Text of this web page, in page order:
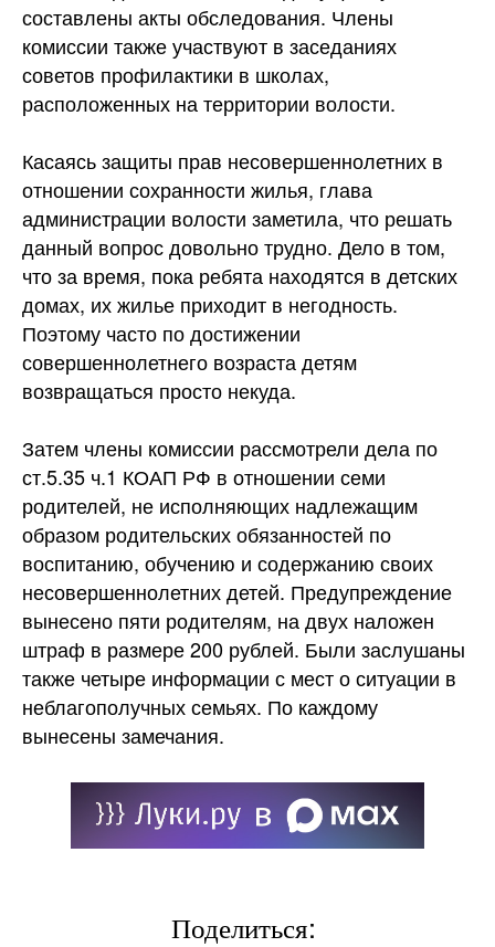
составлены акты обследования. Члены
комиссии также участвуют в заседаниях
советов профилактики в школах,
расположенных на территории волости.
Касаясь защиты прав несовершеннолетних в
отношении сохранности жилья, глава
администрации волости заметила, что решать
данный вопрос довольно трудно. Дело в том,
что за время, пока ребята находятся в детских
домах, их жилье приходит в негодность.
Поэтому часто по достижении
совершеннолетнего возраста детям
возвращаться просто некуда.
Затем члены комиссии рассмотрели дела по
ст.5.35 ч.1 КОАП РФ в отношении семи
родителей, не исполняющих надлежащим
образом родительских обязанностей по
воспитанию, обучению и содержанию своих
несовершеннолетних детей. Предупреждение
вынесено пяти родителям, на двух наложен
штраф в размере 200 рублей. Были заслушаны
также четыре информации с мест о ситуации в
неблагополучных семьях. По каждому
вынесены замечания.
Поделиться: